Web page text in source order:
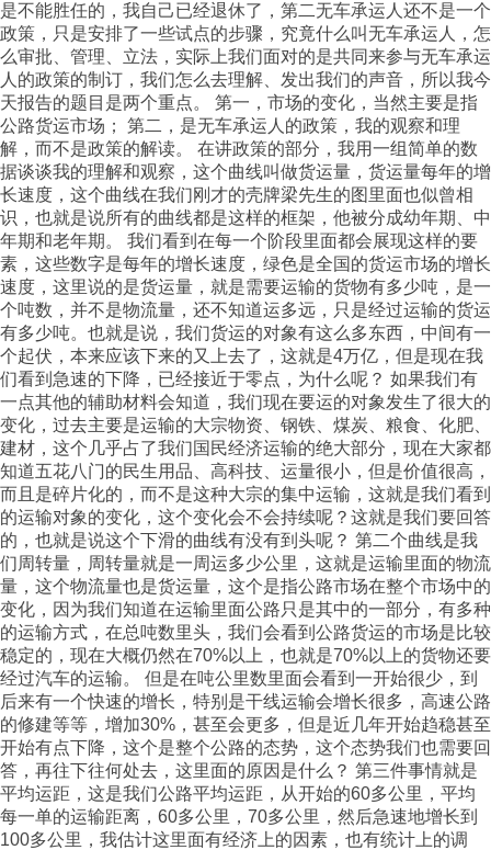
是不能胜任的，我自己已经退休了，第二无车承运人还不是一个
政策，只是安排了一些试点的步骤，究竟什么叫无车承运人，怎
么审批、管理、立法，实际上我们面对的是共同来参与无车承运
人的政策的制订，我们怎么去理解、发出我们的声音，所以我今
天报告的题目是两个重点。 第一，市场的变化，当然主要是指
公路货运市场； 第二，是无车承运人的政策，我的观察和理
解，而不是政策的解读。 在讲政策的部分，我用一组简单的数
据谈谈我的理解和观察，这个曲线叫做货运量，货运量每年的增
长速度，这个曲线在我们刚才的壳牌梁先生的图里面也似曾相
识，也就是说所有的曲线都是这样的框架，他被分成幼年期、中
年期和老年期。 我们看到在每一个阶段里面都会展现这样的要
素，这些数字是每年的增长速度，绿色是全国的货运市场的增长
速度，这里说的是货运量，就是需要运输的货物有多少吨，是一
个吨数，并不是物流量，还不知道运多远，只是经过运输的货运
有多少吨。也就是说，我们货运的对象有这么多东西，中间有一
个起伏，本来应该下来的又上去了，这就是4万亿，但是现在我
们看到急速的下降，已经接近于零点，为什么呢？ 如果我们有
一点其他的辅助材料会知道，我们现在要运的对象发生了很大的
变化，过去主要是运输的大宗物资、钢铁、煤炭、粮食、化肥、
建材，这个几乎占了我们国民经济运输的绝大部分，现在大家都
知道五花八门的民生用品、高科技、运量很小，但是价值很高，
而且是碎片化的，而不是这种大宗的集中运输，这就是我们看到
的运输对象的变化，这个变化会不会持续呢？这就是我们要回答
的，也就是说这个下滑的曲线有没有到头呢？ 第二个曲线是我
们周转量，周转量就是一周运多少公里，这就是运输里面的物流
量，这个物流量也是货运量，这个是指公路市场在整个市场中的
变化，因为我们知道在运输里面公路只是其中的一部分，有多种
的运输方式，在总吨数里头，我们会看到公路货运的市场是比较
稳定的，现在大概仍然在70%以上，也就是70%以上的货物还要
经过汽车的运输。 但是在吨公里数里面会看到一开始很少，到
后来有一个快速的增长，特别是干线运输会增长很多，高速公路
的修建等等，增加30%，甚至会更多，但是近几年开始趋稳甚至
开始有点下降，这个是整个公路的态势，这个态势我们也需要回
答，再往下往何处去，这里面的原因是什么？ 第三件事情就是
平均运距，这是我们公路平均运距，从开始的60多公里，平均
每一单的运输距离，60多公里，70多公里，然后急速地增长到
100多公里，我估计这里面有经济上的因素，也有统计上的调